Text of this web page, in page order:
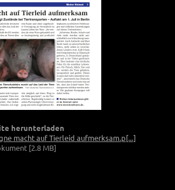
herunterladen
macht auf Tierleid aufmerksam.p[...]
[2.8 MB]